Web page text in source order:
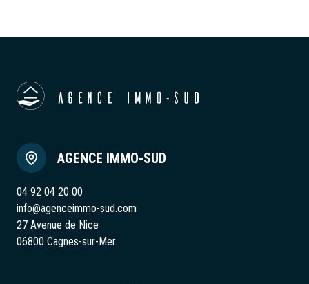
AGENCE IMMO-SUD
04 92 04 20 00
info@agenceimmo-sud.com
27 Avenue de Nice
06800 Cagnes-sur-Mer